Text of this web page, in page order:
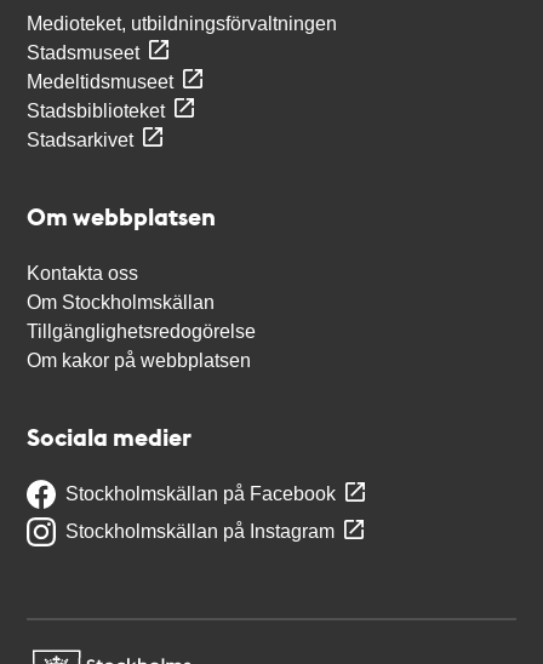
Medioteket, utbildningsförvaltningen
Stadsmuseet
Medeltidsmuseet
Stadsbiblioteket
Stadsarkivet
Om webbplatsen
Kontakta oss
Om Stockholmskällan
Tillgänglighetsredogörelse
Om kakor på webbplatsen
Sociala medier
Stockholmskällan på Facebook
Stockholmskällan på Instagram